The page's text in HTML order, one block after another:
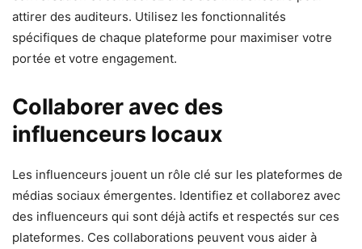
attirer des auditeurs. Utilisez les fonctionnalités
spécifiques de chaque plateforme pour maximiser votre
portée et votre engagement.
Collaborer avec des
influenceurs locaux
Les influenceurs jouent un rôle clé sur les plateformes de
médias sociaux émergentes. Identifiez et collaborez avec
des influenceurs qui sont déjà actifs et respectés sur ces
plateformes. Ces collaborations peuvent vous aider à